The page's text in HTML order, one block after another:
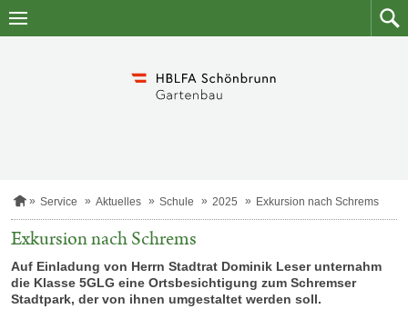
Zum
Zum
S
a
r
s
e
i
Service Aktuelles Schule 2025 Exkursion nach Schrems
Exkursion nach Schrems
Auf Einladung von Herrn Stadtrat Dominik Leser unternahm
die Klasse 5GLG eine Ortsbesichtigung zum Schremser
Stadtpark, der von ihnen umgestaltet werden soll.